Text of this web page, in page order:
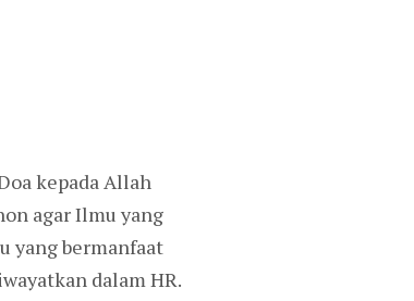
kepada Allah
agar Ilmu yang
yang bermanfaat
dalam HR.